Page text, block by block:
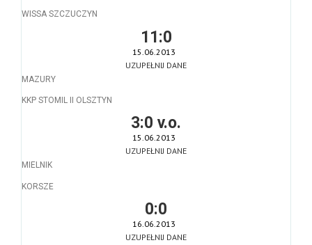
WISSA SZCZUCZYN
11:0
15.06.2013
UZUPEŁNIJ DANE
MAZURY
KKP STOMIL II OLSZTYN
3:0 v.o.
15.06.2013
UZUPEŁNIJ DANE
MIELNIK
KORSZE
0:0
16.06.2013
UZUPEŁNIJ DANE